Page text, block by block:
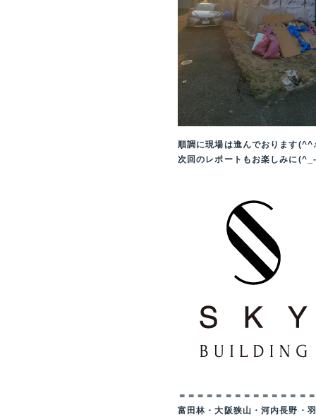
順調に現場は進んでおります
次回のレポートもお楽しみに
＝＝＝＝＝＝＝＝＝＝＝＝＝＝
富田林・大阪狭山・河内長野・